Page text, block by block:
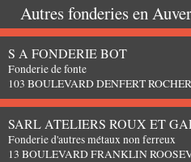
Autres fonderies en
S A FONDERIE BOT
Fonderie de fonte
103 BOULEVARD DENFERT
SARL ATELIERS ROUX ET
Fonderie d'autres métaux non ferreux
13 BOULEVARD FRANKLIN